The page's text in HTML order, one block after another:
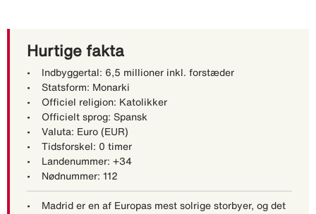
Hurtige fakta
• Indbyggertal: 6,5 millioner inkl. forstæder
• Statsform: Monarki
• Officiel religion: Katolikker
• Officielt sprog: Spansk
• Valuta: Euro (EUR)
• Tidsforskel: 0 timer
• Landenummer: +34
• Nødnummer: 112
• Madrid er en af Europas mest solrige storbyer, og det